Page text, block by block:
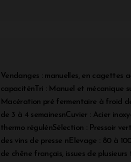
Vendanges : manuelles, en cagettes
capaciténTri : Manuel et mécanique
Macération pré fermentaire à froid
de 3 à 4 semainesnCuvier : Acier
thermo régulénSélection : Pressoir
des vins de presse nElevage : 80 à
de chêne français, issues de plusieurs